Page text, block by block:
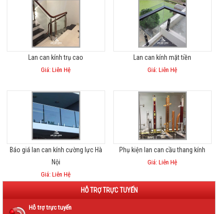
Lan can kính trụ cao
Giá: Liên Hệ
Lan can kính mặt tiền
Giá: Liên Hệ
Báo giá lan can kính cường lực Hà
Nội
Giá: Liên Hệ
Phụ kiện lan can cầu thang kính
Giá: Liên Hệ
HỖ TRỢ TRỰC TUYẾN
Hỗ trợ trực tuyến